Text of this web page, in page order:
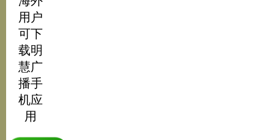
用户
可下
载明
慧广
播手
机应
用